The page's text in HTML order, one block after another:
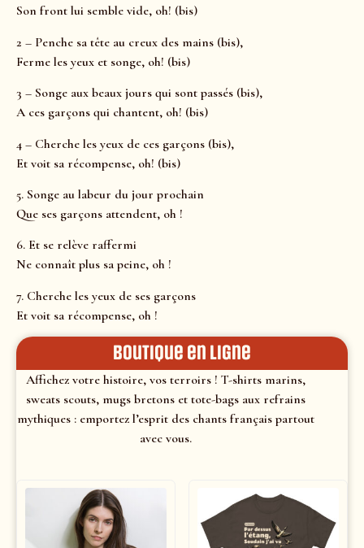
Son front lui semble vide, oh! (bis)
2 – Penche sa tête au creux des mains (bis),
Ferme les yeux et songe, oh! (bis)
3 – Songe aux beaux jours qui sont passés (bis),
A ces garçons qui chantent, oh! (bis)
4 – Cherche les yeux de ces garçons (bis),
Et voit sa récompense, oh! (bis)
5. Songe au labeur du jour prochain
Que ses garçons attendent, oh !
6. Et se relève raffermi
Ne connaît plus sa peine, oh !
7. Cherche les yeux de ses garçons
Et voit sa récompense, oh !
Boutique en ligne
Affichez votre histoire, vos terroirs ! T-shirts marins,
sweats scouts, mugs bretons et tote-bags aux refrains
mythiques : emportez l’esprit des chants français partout
avec vous.